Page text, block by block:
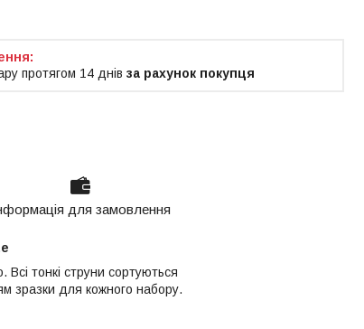
протягом 14 днів за рахунок покупця
для замовлення
Всі тонкі струни сортуються
зразки для кожного набору.